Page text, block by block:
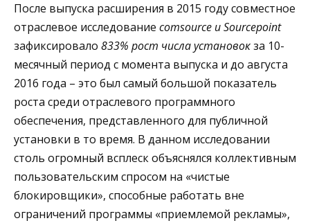
После выпуска расширения в 2015 году совместное
отраслевое исследование comsource и Sourcepoint
зафиксировало 833% рост числа установокза 10-
месячный период с момента выпуска и до августа
2016 года – это был самый большой показатель
роста среди отраслевого программного
обеспечения, представленного для публичной
установки в то время. В данном исследовании
столь огромный всплеск объяснялся коллективным
пользовательским спросом на «чистые
блокировщики», способные работать вне
ограничений программы «приемлемой рекламы»,